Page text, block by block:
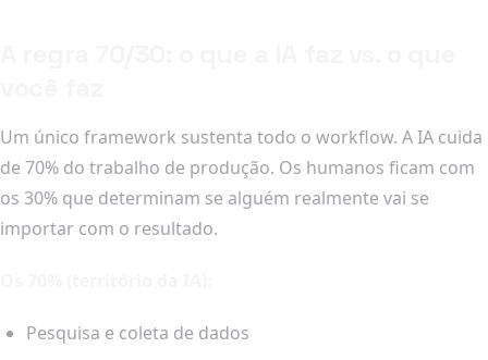
Um único framework sustenta todo o workflow. A IA cuida
de 70% do trabalho de produção. Os humanos ficam com
os 30% que determinam se alguém realmente vai se
importar com o resultado.
Pesquisa e coleta de dados